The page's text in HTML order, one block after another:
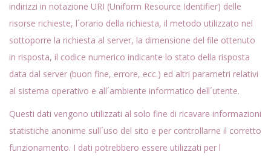
indirizzi in notazione URI (Uniform Resource Identifier) delle
risorse richieste, l´orario della richiesta, il metodo utilizzato nel
sottoporre la richiesta al server, la dimensione del file ottenuto
in risposta, il codice numerico indicante lo stato della risposta
data dal server (buon fine, errore, ecc.) ed altri parametri relativi
al sistema operativo e all´ambiente informatico dell´utente.
Questi dati vengono utilizzati al solo fine di ricavare informazioni
statistiche anonime sull´uso del sito e per controllarne il corretto
funzionamento. I dati potrebbero essere utilizzati per l